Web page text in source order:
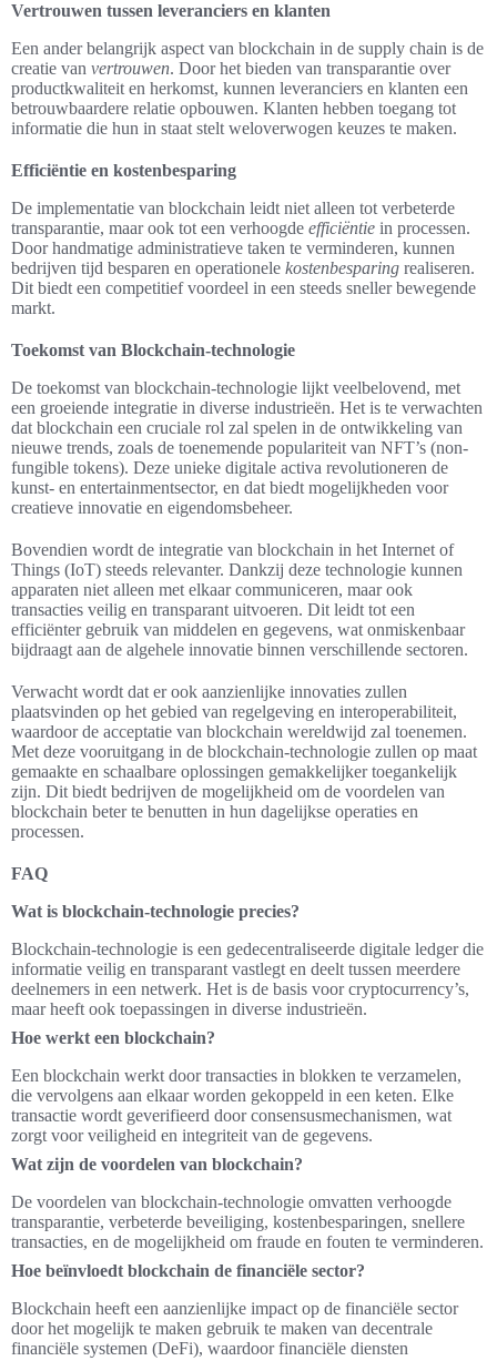
Vertrouwen tussen leveranciers en klanten
Een ander belangrijk aspect van blockchain in de supply chain is de
creatie van vertrouwen. Door het bieden van transparantie over
productkwaliteit en herkomst, kunnen leveranciers en klanten een
betrouwbaardere relatie opbouwen. Klanten hebben toegang tot
informatie die hun in staat stelt weloverwogen keuzes te maken.
Efficiëntie en kostenbesparing
De implementatie van blockchain leidt niet alleen tot verbeterde
transparantie, maar ook tot een verhoogde efficiëntie in processen.
Door handmatige administratieve taken te verminderen, kunnen
bedrijven tijd besparen en operationele kostenbesparing realiseren.
Dit biedt een competitief voordeel in een steeds sneller bewegende
markt.
Toekomst van Blockchain-technologie
De toekomst van blockchain-technologie lijkt veelbelovend, met
een groeiende integratie in diverse industrieën. Het is te verwachten
dat blockchain een cruciale rol zal spelen in de ontwikkeling van
nieuwe trends, zoals de toenemende populariteit van NFT’s (non-
fungible tokens). Deze unieke digitale activa revolutioneren de
kunst- en entertainmentsector, en dat biedt mogelijkheden voor
creatieve innovatie en eigendomsbeheer.
Bovendien wordt de integratie van blockchain in het Internet of
Things (IoT) steeds relevanter. Dankzij deze technologie kunnen
apparaten niet alleen met elkaar communiceren, maar ook
transacties veilig en transparant uitvoeren. Dit leidt tot een
efficiënter gebruik van middelen en gegevens, wat onmiskenbaar
bijdraagt aan de algehele innovatie binnen verschillende sectoren.
Verwacht wordt dat er ook aanzienlijke innovaties zullen
plaatsvinden op het gebied van regelgeving en interoperabiliteit,
waardoor de acceptatie van blockchain wereldwijd zal toenemen.
Met deze vooruitgang in de blockchain-technologie zullen op maat
gemaakte en schaalbare oplossingen gemakkelijker toegankelijk
zijn. Dit biedt bedrijven de mogelijkheid om de voordelen van
blockchain beter te benutten in hun dagelijkse operaties en
processen.
FAQ
Wat is blockchain-technologie precies?
Blockchain-technologie is een gedecentraliseerde digitale ledger die
informatie veilig en transparant vastlegt en deelt tussen meerdere
deelnemers in een netwerk. Het is de basis voor cryptocurrency’s,
maar heeft ook toepassingen in diverse industrieën.
Hoe werkt een blockchain?
Een blockchain werkt door transacties in blokken te verzamelen,
die vervolgens aan elkaar worden gekoppeld in een keten. Elke
transactie wordt geverifieerd door consensusmechanismen, wat
zorgt voor veiligheid en integriteit van de gegevens.
Wat zijn de voordelen van blockchain?
De voordelen van blockchain-technologie omvatten verhoogde
transparantie, verbeterde beveiliging, kostenbesparingen, snellere
transacties, en de mogelijkheid om fraude en fouten te verminderen.
Hoe beïnvloedt blockchain de financiële sector?
Blockchain heeft een aanzienlijke impact op de financiële sector
door het mogelijk te maken gebruik te maken van decentrale
financiële systemen (DeFi), waardoor financiële diensten